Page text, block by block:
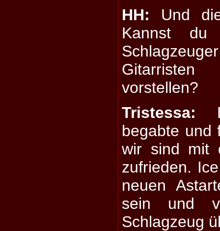
HH: Und
Kannst
vorstellen?
Tristessa:
begabte und
wir sind mit
zufrieden.
neuen
sein und
Schlagzeug